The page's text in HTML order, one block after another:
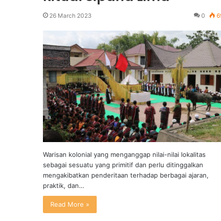
26 March 2023 0
Warisan kolonial yang menganggap nilai-nilai lokalitas
sebagai sesuatu yang primitif dan perlu ditinggalkan
mengakibatkan penderitaan terhadap berbagai ajaran,
praktik, dan…
Read More »